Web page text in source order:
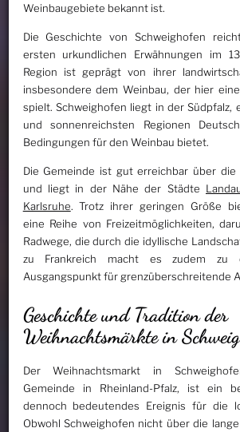
Weinbaugebiete bekannt ist.
Die Geschichte von Schweighofen
ersten urkundlichen Erwähnungen im
Region ist geprägt von ihrer
insbesondere dem Weinbau, der hier
spielt. Schweighofen liegt in der Südpfalz,
und sonnenreichsten Regionen
Bedingungen für den Weinbau bietet.
Die Gemeinde ist gut erreichbar über die
und liegt in der Nähe der Städte
Karlsruhe. Trotz ihrer geringen Größe
eine Reihe von Freizeitmöglichkeiten,
Radwege, die durch die idyllische
zu Frankreich macht es zudem zu
Ausgangspunkt für grenzüberschreitende
Geschichte und Tradition der
Weihnachtsmärkte in
Der Weihnachtsmarkt in
Gemeinde in Rheinland-Pfalz, ist ein
dennoch bedeutendes Ereignis für die
Obwohl Schweighofen nicht über die